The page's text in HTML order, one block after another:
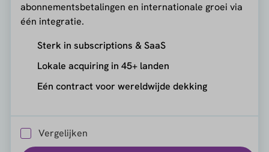
abonnementsbetalingen en internationale groei via
één integratie.
Sterk in subscriptions & SaaS
Lokale acquiring in 45+ landen
Eén contract voor wereldwijde dekking
Vergelijken